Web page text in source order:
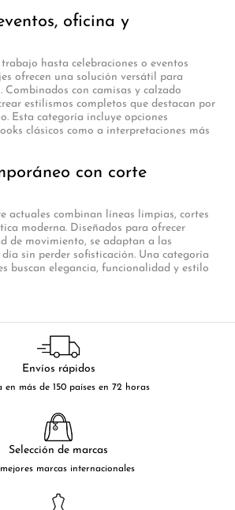
oficina y
trabajo hasta celebraciones o eventos
ofrecen una solución versátil para
Combinados con camisas y calzado
estilismos completos que destacan por
Esta categoría incluye opciones
clásicos como a interpretaciones más
con corte
actuales combinan líneas limpias, cortes
moderna. Diseñados para ofrecer
de movimiento, se adaptan a las
sin perder sofisticación. Una categoría
buscan elegancia, funcionalidad y estilo
Envíos rápidos
en más de 150 países en 72 horas
Selección de marcas
marcas internacionales